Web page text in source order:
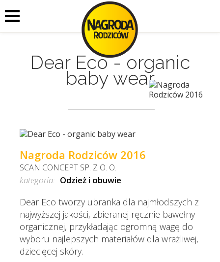
Dear Eco - organic
baby wear
Nagroda Rodziców 2016
SCAN CONCEPT SP. Z O. O.
kategoria: Odzież i obuwie
Dear Eco tworzy ubranka dla najmłodszych z
najwyższej jakości, zbieranej ręcznie bawełny
organicznej, przykładając ogromną wagę do
wyboru najlepszych materiałów dla wrażliwej,
dziecięcej skóry.